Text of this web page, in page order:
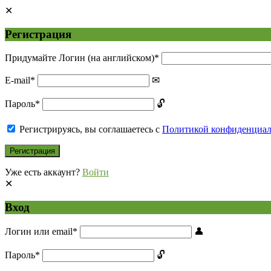
Регистрация
Придумайте Логин (на английском)*
E-mail*
Пароль*
Регистрируясь, вы соглашаетесь с Политикой
Уже есть аккаунт? Войти
Вход
Логин или email*
Пароль*